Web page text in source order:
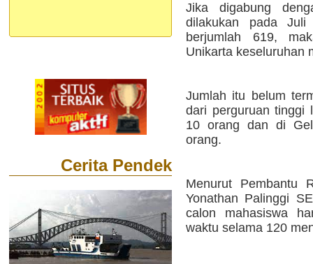
Cerita Pendek
Jika digabung
dilakukan pada
berjumlah 619,
Unikarta keseluruhan
Jumlah itu belum
dari perguruan tinggi
10 orang dan di
orang.
Menurut Pembantu
Yonathan Palinggi
calon mahasiswa
waktu selama 120